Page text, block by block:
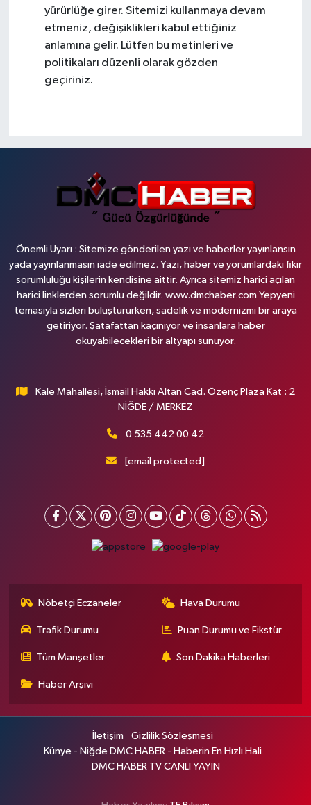
yürürlüğe girer. Sitemizi kullanmaya devam
etmeniz, değişiklikleri kabul ettiğiniz
anlamına gelir. Lütfen bu metinleri ve
politikaları düzenli olarak gözden
geçiriniz.
Önemli Uyarı : Sitemize gönderilen yazı ve haberler yayınlansın
yada yayınlanmasın iade edilmez. Yazı, haber ve yorumlardaki fikir
sorumluluğu kişilerin kendisine aittir. Ayrıca sitemiz harici açılan
harici linklerden sorumlu değildir. www.dmchaber.com Yepyeni
temasıyla sizleri buluştururken, sadelik ve modernizmi bir araya
getiriyor. Şatafattan kaçınıyor ve insanlara haber
okuyabilecekleri bir altyapı sunuyor.
Kale Mahallesi, İsmail Hakkı Altan Cad. Özenç Plaza Kat : 2
NİĞDE / MERKEZ
0 535 442 00 42
[email protected]
Nöbetçi Eczaneler Hava Durumu
Trafik Durumu Puan Durumu ve Fikstür
Tüm Manşetler Son Dakika Haberleri
Haber Arşivi
İletişim
Gizlilik Sözleşmesi
Künye - Niğde DMC HABER - Haberin En Hızlı Hali
DMC HABER TV CANLI YAYIN